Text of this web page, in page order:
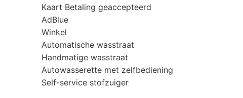
Kaart Betaling geaccepteerd
AdBlue
Winkel
Automatische wasstraat
Handmatige wasstraat
Autowasserette met zelfbediening
Self-service stofzuiger